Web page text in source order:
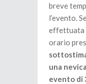
breve
l’evento.
effettuata
orario
una
evento di